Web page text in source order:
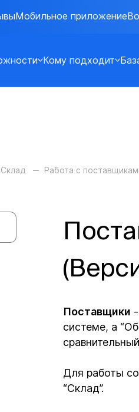
Мобильное приложение
Кому подходит
Склад Работа с
Поставщики
системе, а
Для работы
“Склад”.